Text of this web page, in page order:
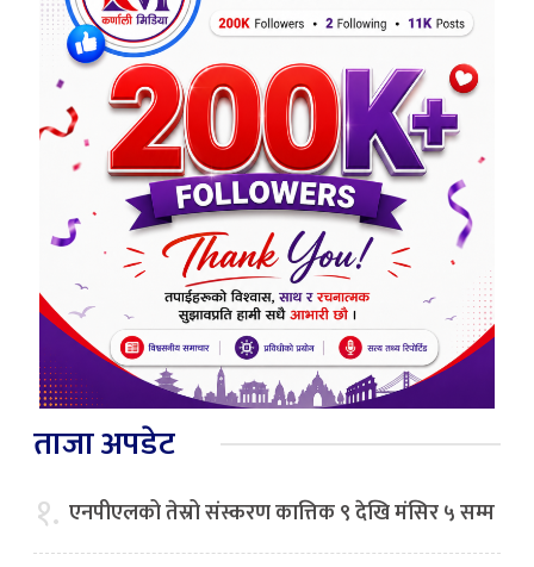
ताजा अपडेट
१. एनपीएलको तेस्रो संस्करण कात्तिक ९ देखि मंसिर ५ सम्म